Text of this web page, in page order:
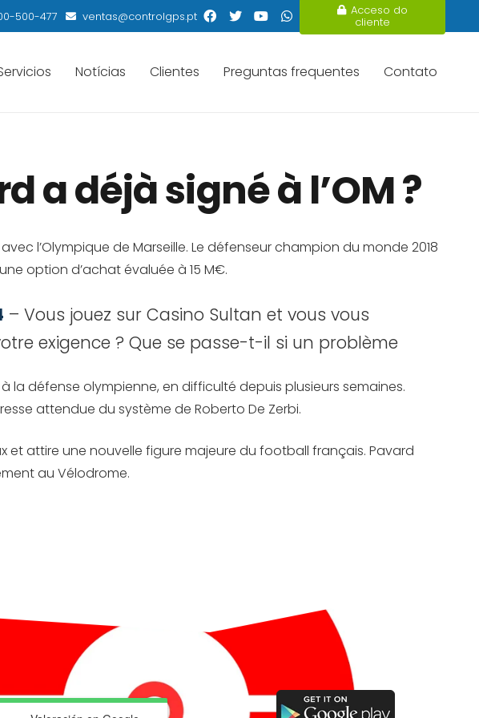
500-477 ventas@controlgps.pt Acceso do
cliente
Notícias Clientes Preguntas frequentes Contato
a déjà signé à l’OM ?
l’Olympique de Marseille. Le défenseur champion du monde 2018
option d’achat évaluée à 15 M€.
– Vous jouez sur Casino Sultan et vous vous
exigence ? Que se passe-t-il si un problème
défense olympienne, en difficulté depuis plusieurs semaines.
attendue du système de Roberto De Zerbi.
et attire une nouvelle figure majeure du football français. Pavard
au Vélodrome.